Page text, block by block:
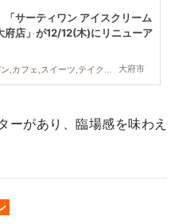
大府市
「サーティワン アイスクリーム
府店」が12/12(木)にリニューア
ランチ,パン,カフェ,スイーツ,テイクアウト,リニューアル
ーがあり、臨場感を味わえ